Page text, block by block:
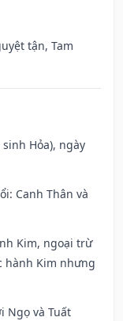
tận, Tam
Hỏa), ngày
Canh Thân và
Kim, ngoại trừ
hành Kim nhưng
Ngọ và Tuất